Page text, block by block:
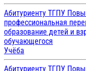
Абитуриенту ТГПУ
профессиональная
образование детей и
обучающегося
Учёба
Абитуриенту ТГПУ